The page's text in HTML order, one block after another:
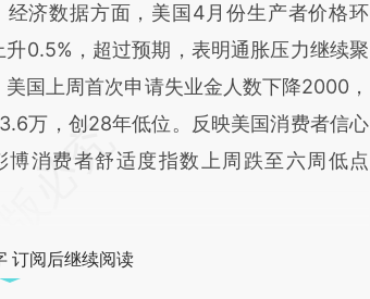
数据方面，美国4月份生产者价格环
升0.5%，超过预期，表明通胀压力继续聚
美国上周首次申请失业金人数下降2000，
万，创28年低位。反映美国消费者信心
博消费者舒适度指数上周跌至六周低点
订阅后继续阅读